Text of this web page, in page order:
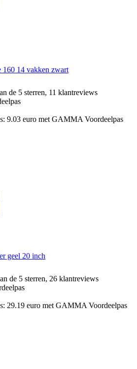
160 14 vakken zwart
de 5 sterren, 11 klantreviews
9.03 euro met GAMMA Voordeelpas
geel 20 inch
de 5 sterren, 26 klantreviews
29.19 euro met GAMMA Voordeelpas